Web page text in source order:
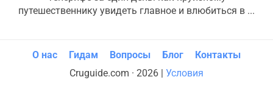
путешественнику увидеть главное и влюбиться в ...
Cruguide.com · 2026 | Условия
О нас Гидам Вопросы Блог Контакты